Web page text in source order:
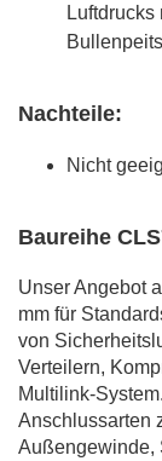
Nachteile:
Nicht
Baureihe
Unser Angebot
mm für
von
Verteilern,
Multilink-
Anschlussarten
Außengewinde,